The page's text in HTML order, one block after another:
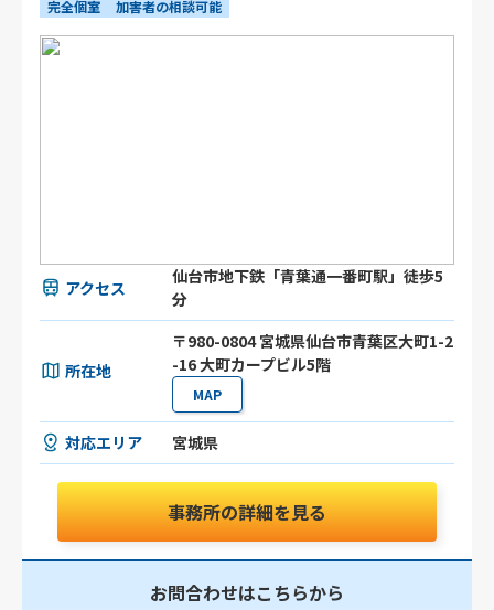
完全個室 加害者の相談可能
アクセス
仙台市地下鉄「青葉通一番町駅」徒歩5
分
所在地
〒980-0804 宮城県仙台市青葉区大町1-2
-16 大町カープビル5階
MAP
対応エリア 宮城県
事務所の詳細を見る
お問合わせはこちらから